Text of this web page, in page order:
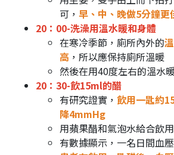
可， 早、中、晚做5分鐘更
20：00-洗澡用溫水暖和身體
在寒冷季節，廁所內外的
高 ，所以應保持廁所溫暖
然後在用40度左右的溫水
20：30-飲15ml的醋
有研究證實， 飲用一匙約
降4mmHg
用蘋果醋和氣泡水給合飲
有數據顯示，一名日間血